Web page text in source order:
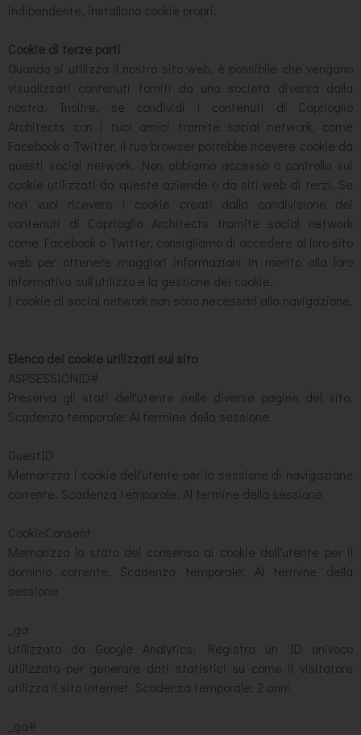
indipendente, installano cookie propri.
Cookie di terze parti
Quando si utilizza il nostro sito web, è possibile che vengano
visualizzati contenuti forniti da una società diversa dalla
nostra. Inoltre, se condividi i contenuti di Caprioglio
Architects con i tuoi amici tramite social network, come
Facebook o Twitter, il tuo browser potrebbe ricevere cookie da
questi social network. Non abbiamo accesso o controllo sui
cookie utilizzati da queste aziende o da siti web di terzi. Se
non vuoi ricevere i cookie creati dalla condivisione dei
contenuti di Caprioglio Architects tramite social network
come Facebook o Twitter, consigliamo di accedere al loro sito
web per ottenere maggiori informazioni in merito alla loro
informativa sull'utilizzo e la gestione dei cookie.
I cookie di social network non sono necessari alla navigazione.
Elenco dei cookie utilizzati sul sito
ASPSESSIONID#
Preserva gli stati dell'utente nelle diverse pagine del sito.
Scadenza temporale: Al termine della sessione
GuestID
Memorizza i cookie dell'utente per la sessione di navigazione
corrente. Scadenza temporale: Al termine della sessione
CookieConsent
Memorizza lo stato del consenso ai cookie dell'utente per il
dominio corrente. Scadenza temporale: Al termine della
sessione
_ga
Utilizzato da Google Analytics, Registra un ID univoco
utilizzato per generare dati statistici su come il visitatore
utilizza il sito internet. Scadenza temporale: 2 anni.
_ga#